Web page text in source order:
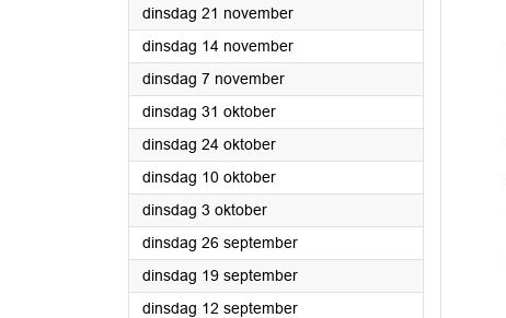
dinsdag 21 november2023
dinsdag 14 november2023
dinsdag 7 november2023
dinsdag 31 oktober2023
dinsdag 24 oktober2023
dinsdag 10 oktober2023
dinsdag 3 oktober2023
dinsdag 26 september2023
dinsdag 19 september2023
dinsdag 12 september2023